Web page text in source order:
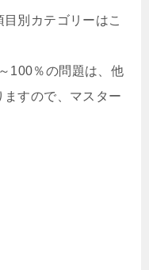
別カテゴリーはこ
100％の問題は、他
すので、マスター